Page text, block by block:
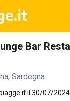
Bar
, Sardegna
il 30/07/2024